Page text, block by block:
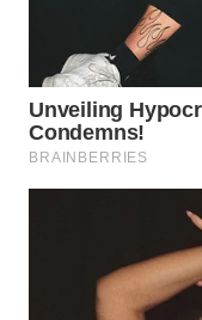
KALSEL
WN
KALTIM